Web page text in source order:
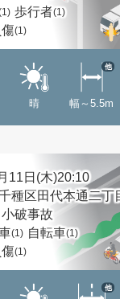
歩行者(1)
(1)
晴 幅～5.5m
他
11日(木)20:10
種区田代本通二丁
破事故
(1) 自転車(1)
(1)
他